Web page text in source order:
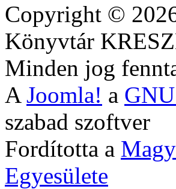
Copyright ©
Könyvtár
Minden jog
A Joomla! a
szabad szoftver
Fordította a
Egyesülete